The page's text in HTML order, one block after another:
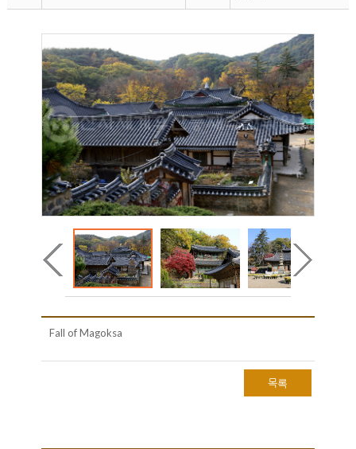
Fall of Magoksa
목록